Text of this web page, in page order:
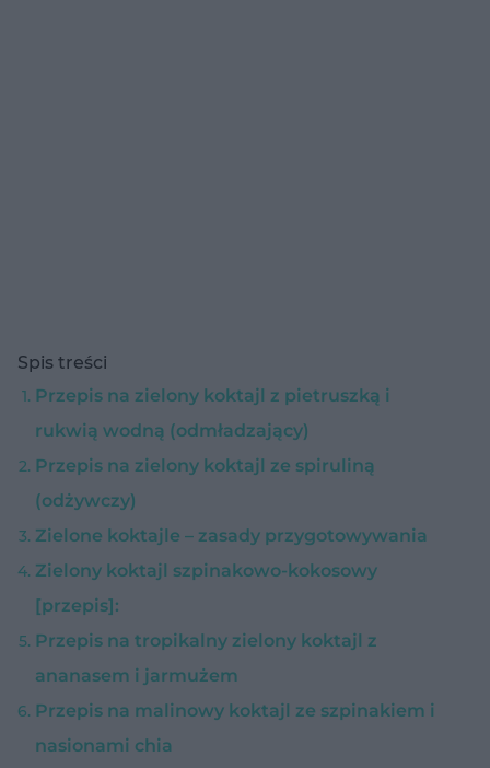
Spis treści
Przepis na zielony koktajl z pietruszką i
rukwią wodną (odmładzający)
Przepis na zielony koktajl ze spiruliną
(odżywczy)
Zielone koktajle – zasady przygotowywania
Zielony koktajl szpinakowo-kokosowy
[przepis]:
Przepis na tropikalny zielony koktajl z
ananasem i jarmużem
Przepis na malinowy koktajl ze szpinakiem i
nasionami chia